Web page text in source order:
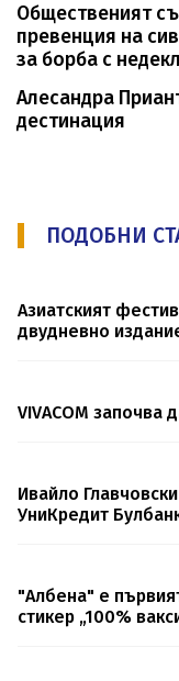
Общественият
превенция на
за борба с
Алесандра
дестинация
ПОДОБНИ
Азиатският
двудневно
VIVACOM започва
Ивайло
УниКредит
"Албена" е
стикер „100%